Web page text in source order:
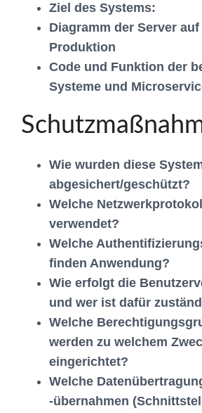
Ziel des Systems:
Diagramm der Server
Produktion
Code und Funktion der
Systeme und
Wie wurden diese
abgesichert/geschützt?
Welche
verwendet?
Welche
finden Anwendung?
Wie erfolgt die
und wer ist dafür
Welche
werden zu welchem
eingerichtet?
Welche
-übernahmen